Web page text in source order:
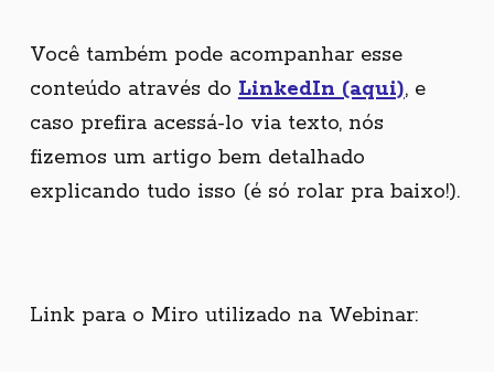
Você também pode acompanhar esse
conteúdo através do LinkedIn (aqui), e
caso prefira acessá-lo via texto, nós
fizemos um artigo bem detalhado
explicando tudo isso (é só rolar pra baixo!).
Link para o Miro utilizado na Webinar: